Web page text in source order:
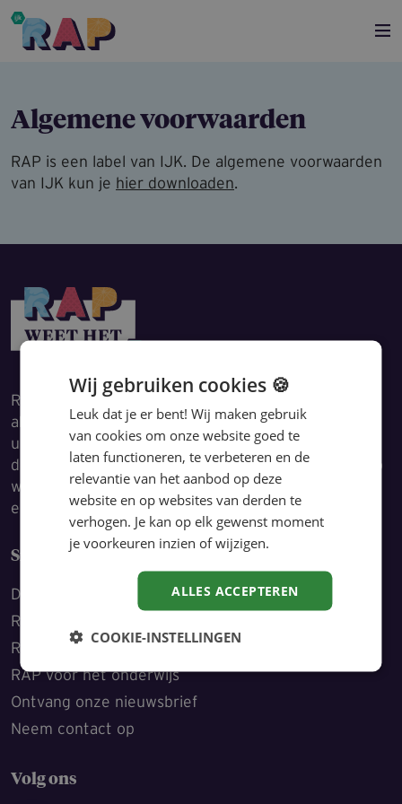
Overslaan en naar de inhoud gaan
Algemene voorwaarden
RAP is een label van IJK. De algemene voorwaarden
van IJK kun je hier downloaden.
RAP geeft je snelle én betrouwbare antwoorden op
al jouw HR-vragen, zodat jij met vertrouwen jouw
uitdagingen aanpakt. Door kennis en ervaring te
delen, bespaar je tijd en kun je je volledig richten op
wat écht telt: jouw rol als HRM’er optimaal invullen
en de dingen doen waarmee jij hét verschil maakt.
Snel naar
Dit is RAP
RAP voor de overheid
RAP voor de zorg
RAP voor het onderwijs
Ontvang onze nieuwsbrief
Neem contact op
Volg ons
Wij gebruiken cookies 🍪
Leuk dat je er bent! Wij maken gebruik
van cookies om onze website goed te
laten functioneren, te verbeteren en de
relevantie van het aanbod op deze
website en op websites van derden te
verhogen. Je kan op elk gewenst moment
je voorkeuren inzien of wijzigen.
ALLES ACCEPTEREN
COOKIE-INSTELLINGEN